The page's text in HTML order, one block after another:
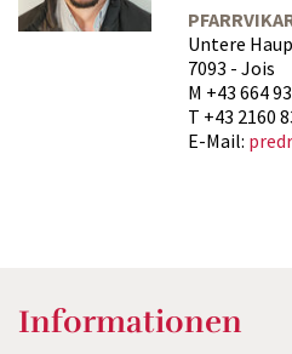
Untere
7093 - Jois
M +43 664
T +43 2160
E-Mail:
Informationen